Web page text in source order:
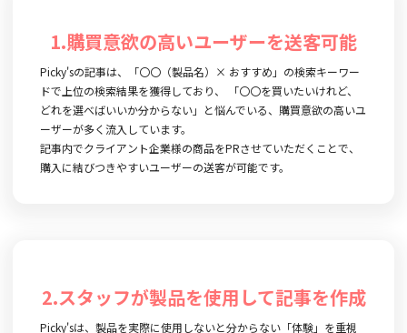
1.購買意欲の高いユーザーを送客可能
Picky'sの記事は、「〇〇（製品名）× おすすめ」の検索キーワー
ドで上位の検索結果を獲得しており、 「〇〇を買いたいけれど、
どれを選べばいいか分からない」と悩んでいる、購買意欲の高いユ
ーザーが多く流入しています。
記事内でクライアント企業様の商品をPRさせていただくことで、
購入に結びつきやすいユーザーの送客が可能です。
2.スタッフが製品を使用して記事を作成
Picky'sは、製品を実際に使用しないと分からない「体験」を重視